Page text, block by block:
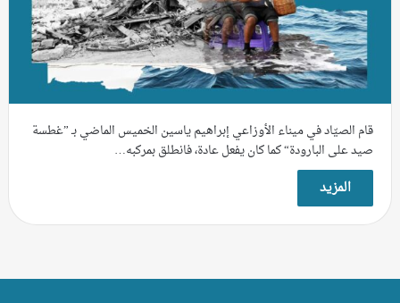
قام الصيّاد في ميناء الأوزاعي إبراهيم ياسين الخميس الماضي بـ ”غطسة
صيد على البارودة“ كما كان يفعل عادة، فانطلق بمركبه…
المزيد